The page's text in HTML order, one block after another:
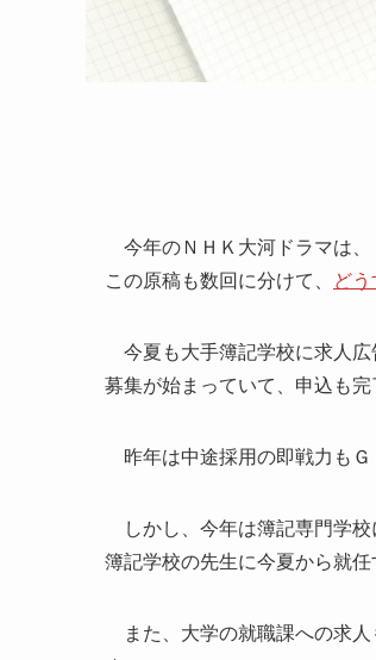
今年のＮＨＫ大河ドラマは、
この原稿も数回に分けて、 ど
今夏も大手簿記学校に求人
募集が始まっていて、申込も完
昨年は中途採用の即戦力もＧ
しかし、今年は簿記専門学
簿記学校の先生に今夏から就
また、大学の就職課への求